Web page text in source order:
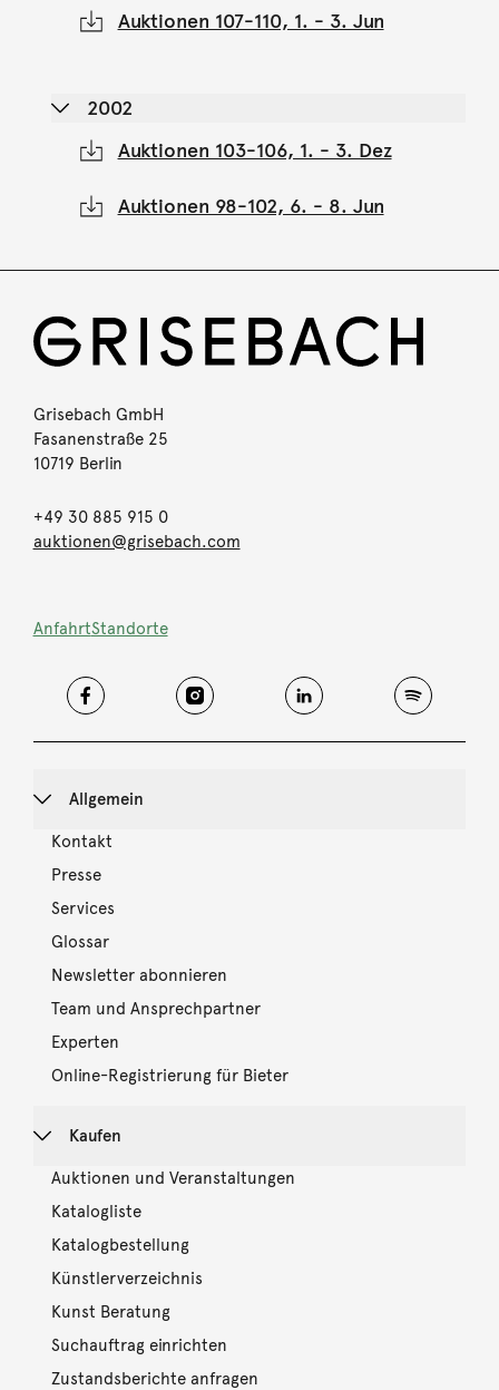
Auktionen 107-110, 1. - 3. Jun
2002
Auktionen 103-106, 1. - 3. Dez
Auktionen 98-102, 6. - 8. Jun
Grisebach GmbH
Fasanenstraße 25
10719 Berlin
+49 30 885 915 0
auktionen@grisebach.com
AnfahrtStandorte
Allgemein
Kontakt
Presse
Services
Glossar
Newsletter abonnieren
Team und Ansprechpartner
Experten
Online-Registrierung für Bieter
Kaufen
Auktionen und Veranstaltungen
Katalogliste
Katalogbestellung
Künstlerverzeichnis
Kunst Beratung
Suchauftrag einrichten
Zustandsberichte anfragen